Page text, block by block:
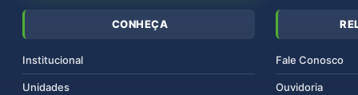
CONHEÇA
Institucional
Unidades
Fale Conosco
Ouvidoria